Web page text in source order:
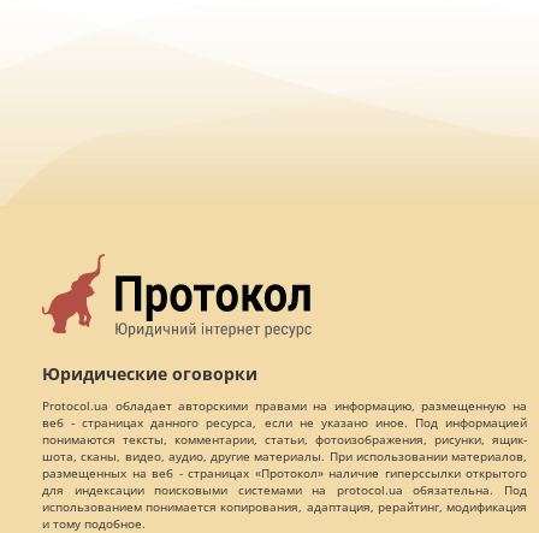
Юридические оговорки
Protocol.ua обладает авторскими правами на информацию, размещенную на
веб - страницах данного ресурса, если не указано иное. Под информацией
понимаются тексты, комментарии, статьи, фотоизображения, рисунки, ящик-
шота, сканы, видео, аудио, другие материалы. При использовании материалов,
размещенных на веб - страницах «Протокол» наличие гиперссылки открытого
для индексации поисковыми системами на protocol.ua обязательна. Под
использованием понимается копирования, адаптация, рерайтинг, модификация
и тому подобное.